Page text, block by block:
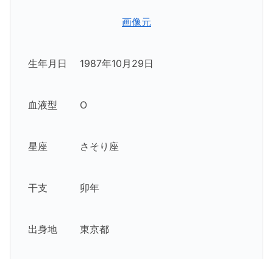
画像元
生年月日 1987年10月29日
血液型 O
星座 さそり座
干支 卯年
出身地 東京都